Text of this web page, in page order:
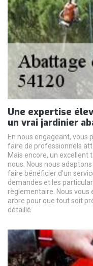
Une expertise
un vrai jardinier
En nous engageant, vous
faire de professionnels
Mais encore, un
nous. Nous nous
faire bénéficier d’un
demandes et les
règlementaire. Nous vous
arbre pour que tout soit
détaillé.